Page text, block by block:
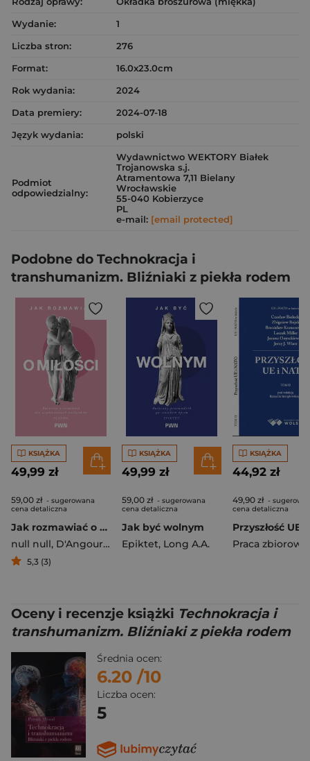
Wydanie:
1
Liczba stron:
276
Format:
16.0x23.0cm
Rok wydania:
2024
Data premiery:
2024-07-18
Język wydania:
polski
Podmiot
odpowiedzialny:
Wydawnictwo WEKTORY Białek
Trojanowska s.j.
Atramentowa 7,11 Bielany
Wrocławskie
55-040 Kobierzyce
PL
e-mail: [email protected]
Podobne do Technokracja i
transhumanizm. Bliźniaki z piekła rodem
KSIĄŻKA
49,99 zł
59,00 zł - sugerowana
cena detaliczna
Jak rozmawiać o miłości Antyczny przewodnik dla współczesnych kochanków
null null, D'Angour Armand
5,3 (3)
KSIĄŻKA
49,99 zł
59,00 zł - sugerowana
cena detaliczna
Jak być wolnym
Epiktet, Long A.A.
KSIĄŻKA
44,92 zł
49,90 zł -
cena detaliczna
Praca zbiorowa
Oceny i recenzje książki Technokracja i
transhumanizm. Bliźniaki z piekła rodem
Średnia ocen:
6.20 /10
Liczba ocen:
5